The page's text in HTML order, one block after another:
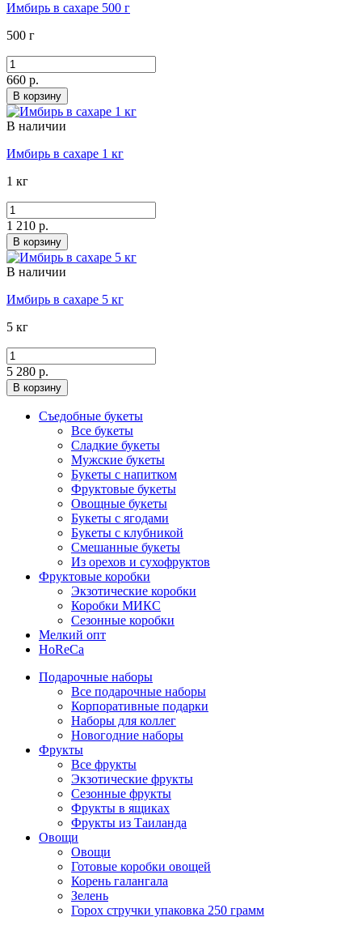
Имбирь в сахаре 500 г
500 г
660 р.
В корзину
В наличии
Имбирь в сахаре 1 кг
1 кг
1 210 р.
В корзину
В наличии
Имбирь в сахаре 5 кг
5 кг
5 280 р.
В корзину
Съедобные букеты
Все букеты
Сладкие букеты
Мужские букеты
Букеты с напитком
Фруктовые букеты
Овощные букеты
Букеты с ягодами
Букеты с клубникой
Смешанные букеты
Из орехов и сухофруктов
Фруктовые коробки
Экзотические коробки
Коробки МИКС
Сезонные коробки
Мелкий опт
HoReCa
Подарочные наборы
Все подарочные наборы
Корпоративные подарки
Наборы для коллег
Новогодние наборы
Фрукты
Все фрукты
Экзотические фрукты
Сезонные фрукты
Фрукты в ящиках
Фрукты из Таиланда
Овощи
Овощи
Готовые коробки овощей
Корень галангала
Зелень
Горох стручки упаковка 250 грамм